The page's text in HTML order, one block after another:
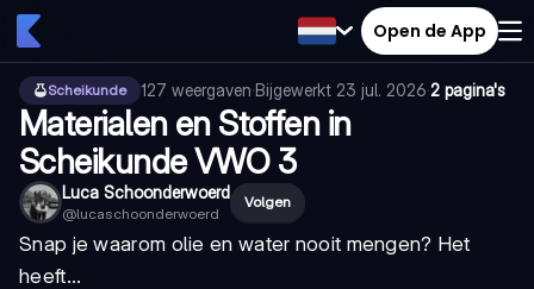
Open de App
Scheikunde 127 weergaven·Bijgewerkt 23 jul. 2026·2 pagina's
Materialen en Stoffen in
Scheikunde VWO 3
Luca Schoonderwoerd
@lucaschoonderwoerd
Volgen
Snap je waarom olie en water nooit mengen? Het
heeft...